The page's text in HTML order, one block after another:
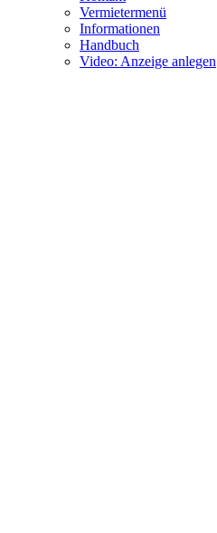
Vermietermenü
Informationen
Handbuch
Video: Anzeige anlegen